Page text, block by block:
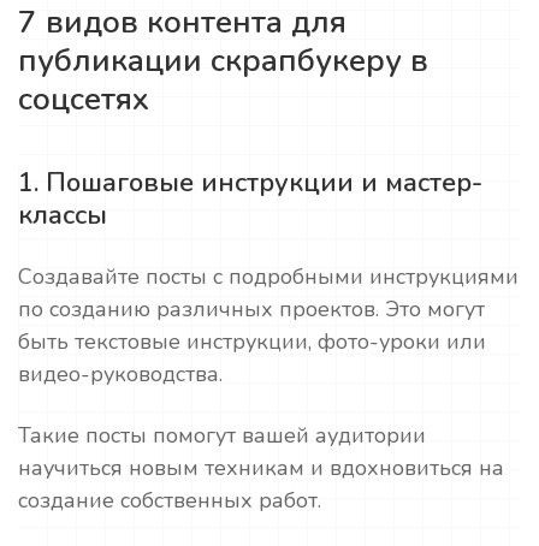
7 видов контента для
публикации скрапбукеру в
соцсетях
1. Пошаговые инструкции и мастер-
классы
Создавайте посты с подробными инструкциями
по созданию различных проектов. Это могут
быть текстовые инструкции, фото-уроки или
видео-руководства.
Такие посты помогут вашей аудитории
научиться новым техникам и вдохновиться на
создание собственных работ.